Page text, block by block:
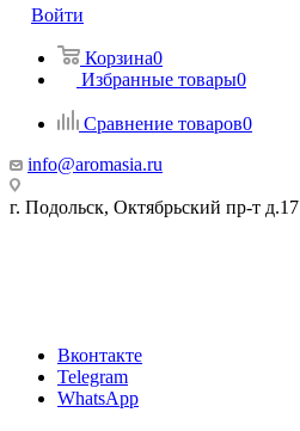
Войти
Корзина0
Избранные товары0
Сравнение товаров0
info@aromasia.ru
г. Подольск, Октябрьский пр-т д.17
Вконтакте
Telegram
WhatsApp